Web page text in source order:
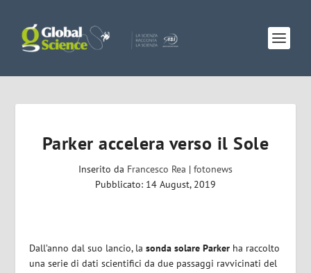
Parker accelera verso il Sole
Inserito da Francesco Rea | fotonews
Pubblicato: 14 August, 2019
Dall’anno dal suo lancio, lasonda solare Parker ha raccolto
una serie di dati scientifici da due passaggi ravvicinati del